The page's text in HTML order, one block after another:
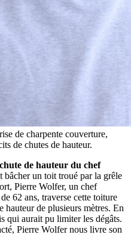
de charpente couverture,
de chutes de hauteur.
de hauteur du chef
bâcher un toit troué par la grêle
Pierre Wolfer, un chef
62 ans, traverse cette toiture
hauteur de plusieurs mètres. En
qui aurait pu limiter les dégâts.
Pierre Wolfer nous livre son